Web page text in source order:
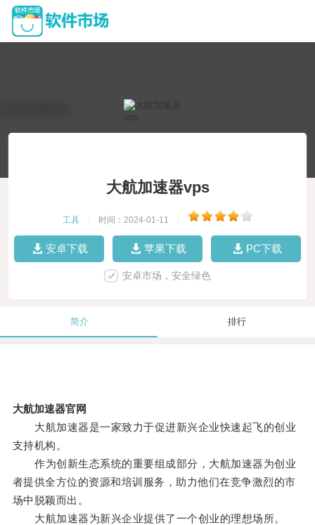
大航加速器vps
工具 时间：2024-01-11
安卓下载 苹果下载 PC下载
安卓市场，安全绿色
简介 排行
大航加速器官网
大航加速器是一家致力于促进新兴企业快速起飞的创业
支持机构。
作为创新生态系统的重要组成部分，大航加速器为创业
者提供全方位的资源和培训服务，助力他们在竞争激烈的市
场中脱颖而出。
大航加速器为新兴企业提供了一个创业的理想场所。